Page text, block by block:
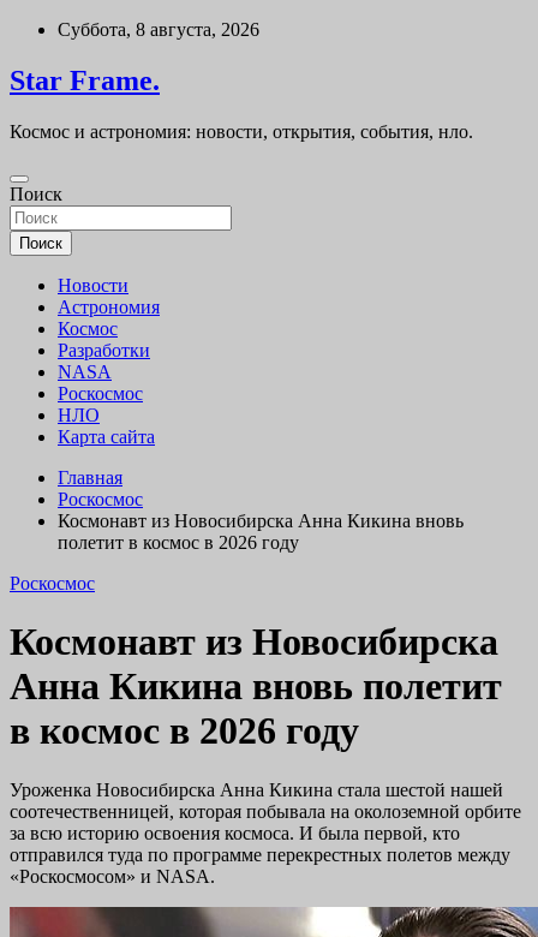
Перейти
содержимому
Суббота, 8 августа, 2026
Star Frame.
Космос и астрономия: новости, открытия, события, нло.
Поиск
Поиск
Новости
Астрономия
Космос
Разработки
NASA
Роскосмос
НЛО
Карта сайта
Главная
Роскосмос
Космонавт из Новосибирска Анна Кикина вновь
полетит в космос в 2026 году
Роскосмос
Космонавт из Новосибирска
Анна Кикина вновь полетит
в космос в 2026 году
Уроженка Новосибирска Анна Кикина стала шестой нашей
соотечественницей, которая побывала на околоземной орбите
за всю историю освоения космоса. И была первой, кто
отправился туда по программе перекрестных полетов между
«Роскосмосом» и NASA.